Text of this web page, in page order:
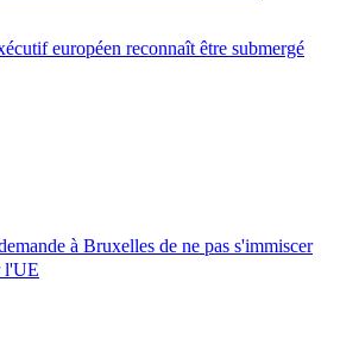
européen reconnaît être submergé
à Bruxelles de ne pas s'immiscer
l'UE